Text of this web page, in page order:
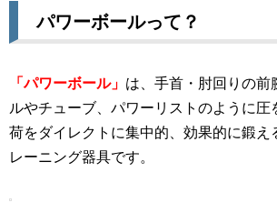
パワーボールって？
「パワーボール」 は、手首・肘回りの前
ルやチューブ、パワーリストのように圧
荷をダイレクトに集中的、効果的に鍛え
レーニング器具です。